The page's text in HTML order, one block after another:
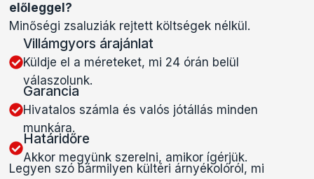
előleggel?
Minőségi zsaluziák rejtett költségek nélkül.
Villámgyors árajánlat
Küldje el a méreteket, mi 24 órán belül
válaszolunk.
Garancia
Hivatalos számla és valós jótállás minden
munkára.
Határidőre
Akkor megyünk szerelni, amikor ígérjük.
Legyen szó bármilyen kültéri árnyékolóról, mi